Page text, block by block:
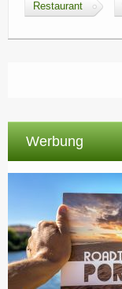
Restaurant
Werbung